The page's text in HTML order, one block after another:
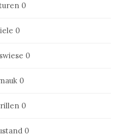
0
0
0
0
0
0